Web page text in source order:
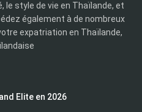
le style de vie en Thaïlande, et
également à de nombreux
expatriation en Thaïlande,
Elite en 2026